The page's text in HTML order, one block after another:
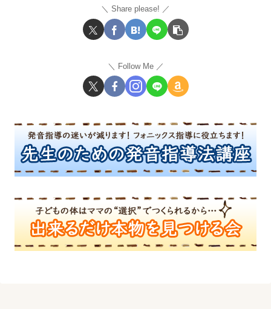
Share please!
Follow Me